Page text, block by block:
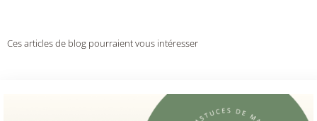
Ces articles de blog pourraient vous intéresser